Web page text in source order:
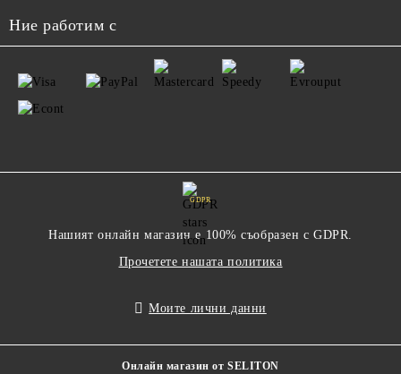
Ние работим с
GDPR
Нашият онлайн магазин е 100% съобразен с GDPR.
Прочетете нашата политика
Моите лични данни
Онлайн магазин от SELITON